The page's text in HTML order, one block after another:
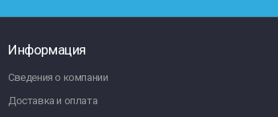
Информация
Сведения о компании
Доставка и оплата